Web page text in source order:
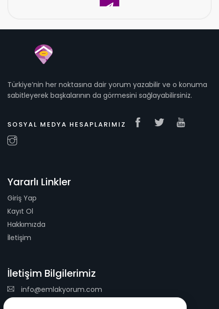
Türkiye’nin her noktasına dair yorum yazabilir ve o konuma
sabitleyerek başkalarının da görmesini sağlayabilirsiniz.
SOSYAL MEDYA HESAPLARIMIZ
Yararlı Linkler
Giriş Yap
Kayıt Ol
Hakkımızda
İletişim
İletişim Bilgilerimiz
info@emlakyorum.com